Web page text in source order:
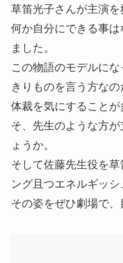
草笛光子さんが主演を
何か自分にできる事
ました。
この物語のモデルに
きりものを言う方なの
体裁を気にすること
そ、先生のような方
ょうか。
そして佐藤先生役を
ング且つエネルギッシ
その姿をぜひ劇場で、